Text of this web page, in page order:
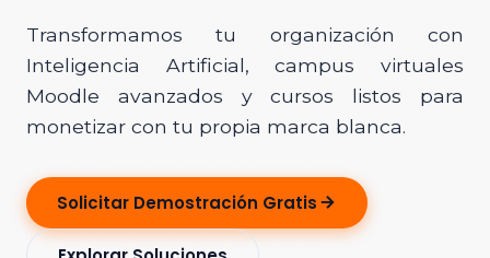
Transformamos tu organización con
Inteligencia Artificial, campus virtuales
Moodle avanzados y cursos listos para
monetizar con tu propia marca blanca.
Solicitar Demostración Gratis